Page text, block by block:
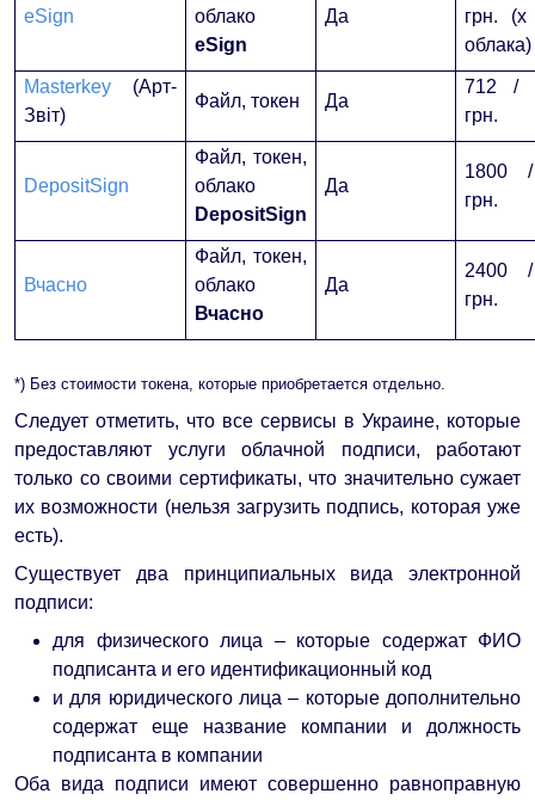
eSign
облако
eSign
Да
грн.
облака)
Masterkey (Арт-
Звіт)
Файл, токен Да
712 /
грн.
DepositSign
Файл, токен,
облако
DepositSign
Да
1800
грн.
Вчасно
Файл, токен,
облако
Вчасно
Да
2400
грн.
*) Без стоимости токена, которые приобретается отдельно.
Следует отметить, что все сервисы в Украине, которые
предоставляют услуги облачной подписи, работают
только со своими сертификаты, что значительно сужает
их возможности (нельзя загрузить подпись, которая уже
есть).
Существует два принципиальных вида электронной
подписи:
для физического лица – которые содержат ФИО
подписанта и его идентификационный код
и для юридического лица – которые дополнительно
содержат еще название компании и должность
подписанта в компании
Оба вида подписи имеют совершенно равноправную